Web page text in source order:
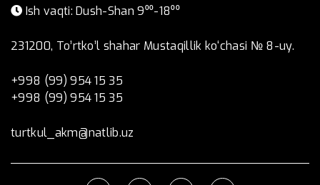
Ish vaqti: Dush-Shan 9⁰⁰-18⁰⁰
231200, To’rtko’l shahar Mustaqillik ko‘chasi № 8-uy.
+998 (99) 954 15 35
+998 (99) 954 15 35
turtkul_akm@natlib.uz